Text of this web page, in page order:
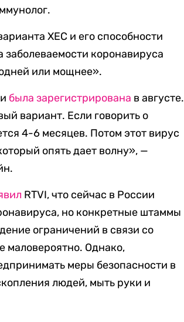
ХЕС и его способности
коронавируса
или мощнее».
была зарегистрирована в августе.
вариант. Если говорить о
4-6 месяцев. Потом этот вирус
опять дает волну», —
RTVI, что сейчас в России
но конкретные штаммы
ограничений в связи со
маловероятно. Однако,
меры безопасности в
людей, мыть руки и